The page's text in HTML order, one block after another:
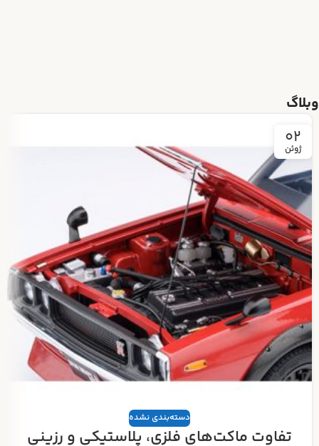
وبلاگ
02
ژوئن
دسته‌بندی نشده
تفاوت ماکت‌های فلزی، پلاستیکی و رزینی